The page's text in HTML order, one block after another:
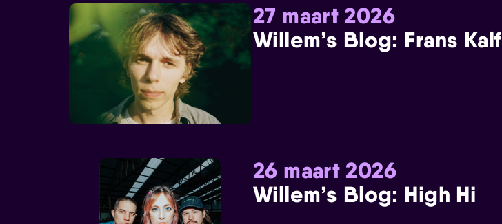
27 maart 2026
Willem’s Blog: Frans Kalf
26 maart 2026
Willem’s Blog: High Hi